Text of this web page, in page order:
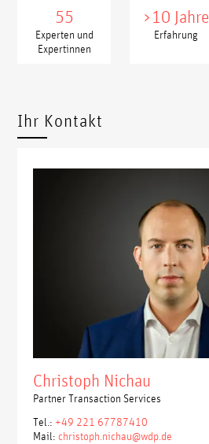
55
Experten und
Expertinnen
>10 Jahre
Erfahrung
Ihr Kontakt
Christoph Nichau
Partner Transaction Services
Tel.: +49 221 67787410
Mail:christoph.nichau@wdp.de